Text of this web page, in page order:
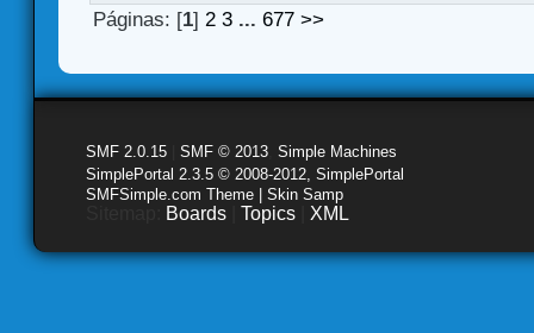
Páginas: [1]2 3 ...677 >>
SMF 2.0.15 SMF © 2013 Simple Machines
SimplePortal 2.3.5 © 2008-2012, SimplePortal
SMFSimple.com Theme | Skin Samp
Boards Topics XML